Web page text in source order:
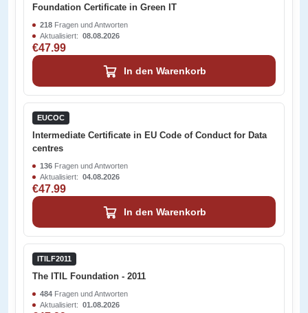
Foundation Certificate in Green IT
218 Fragen und Antworten
Aktualisiert: 08.08.2026
€47.99
In den Warenkorb
EUCOC
Intermediate Certificate in EU Code of Conduct for Data
centres
136 Fragen und Antworten
Aktualisiert: 04.08.2026
€47.99
In den Warenkorb
ITILF2011
The ITIL Foundation - 2011
484 Fragen und Antworten
Aktualisiert: 01.08.2026